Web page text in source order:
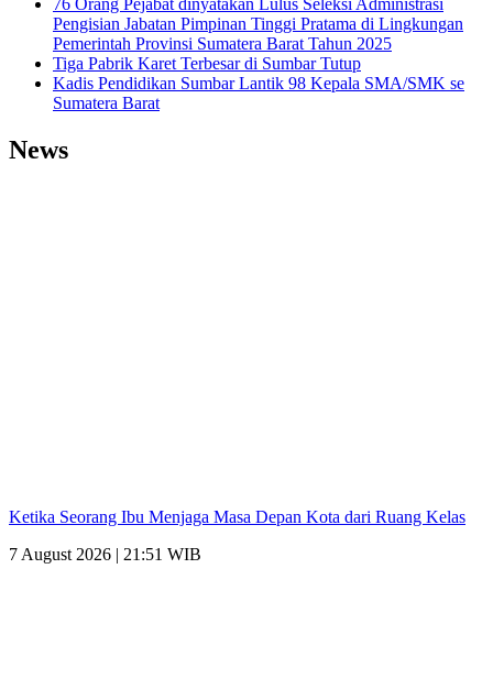
Pengisian Jabatan Pimpinan Tinggi Pratama di Lingkungan
Pemerintah Provinsi Sumatera Barat Tahun 2025
Tiga Pabrik Karet Terbesar di Sumbar Tutup
Kadis Pendidikan Sumbar Lantik 98 Kepala SMA/SMK se
Sumatera Barat
News
Ketika Seorang Ibu Menjaga Masa Depan Kota dari Ruang Kelas
7 August 2026 | 21:51 WIB